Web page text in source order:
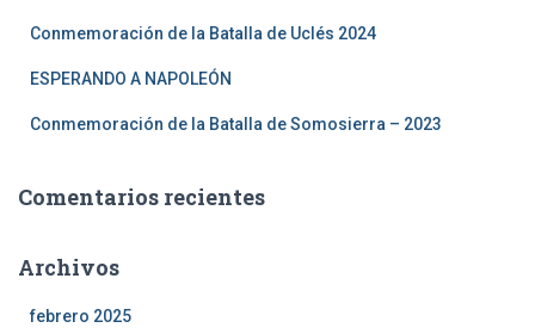
Conmemoración de la Batalla de Uclés 2024
ESPERANDO A NAPOLEÓN
Conmemoración de la Batalla de Somosierra – 2023
Comentarios recientes
Archivos
febrero 2025